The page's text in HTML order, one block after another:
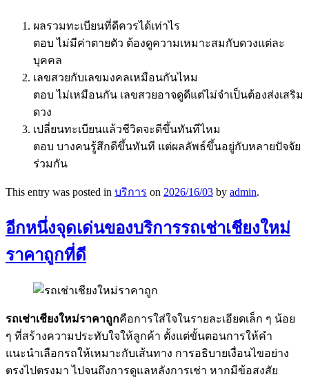
ผลรวมทะเบียนที่ดีควรได้เท่าไร
ตอบ ไม่มีค่าตายตัว ต้องดูความเหมาะสมกับดวงแต่ละ
บุคคล
เลขสวยกับเลขมงคลเหมือนกันไหม
ตอบ ไม่เหมือนกัน เลขสวยอาจดูดีแต่ไม่จำเป็นต้องส่งเสริม
ดวง
เปลี่ยนทะเบียนแล้วชีวิตจะดีขึ้นทันทีไหม
ตอบ บางคนรู้สึกดีขึ้นทันที แต่ผลลัพธ์ขึ้นอยู่กับหลายปัจจัย
ร่วมกัน
This entry was posted in บริการ on 2026/16/03 by admin.
อีกหนึ่งจุดเด่นของบริการรถเช่าเชียงใหม่
ราคาถูกที่ดี
รถเช่าเชียงใหม่ราคาถูกคือการใส่ใจในรายละเอียดเล็ก ๆ น้อย
ๆ ที่สร้างความประทับใจให้ลูกค้า ตั้งแต่ขั้นตอนการให้คำ
แนะนำเลือกรถให้เหมาะกับเส้นทาง การอธิบายเงื่อนไขอย่าง
ตรงไปตรงมา ไปจนถึงการดูแลหลังการเช่า หากมีข้อสงสัย